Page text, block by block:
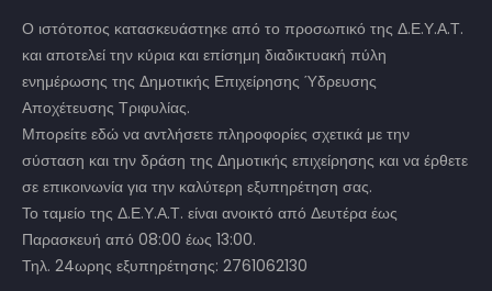
Ο ιστότοπος κατασκευάστηκε από το προσωπικό της Δ.Ε.Υ.Α.Τ.
και αποτελεί την κύρια και επίσημη διαδικτυακή πύλη
ενημέρωσης της Δημοτικής Επιχείρησης Ύδρευσης
Αποχέτευσης Τριφυλίας.
Μπορείτε εδώ να αντλήσετε πληροφορίες σχετικά με την
σύσταση και την δράση της Δημοτικής επιχείρησης και να έρθετε
σε επικοινωνία για την καλύτερη εξυπηρέτηση σας.
Το ταμείο της Δ.Ε.Υ.Α.Τ. είναι ανοικτό από Δευτέρα έως
Παρασκευή από 08:00 έως 13:00.
Τηλ. 24ωρης εξυπηρέτησης: 2761062130